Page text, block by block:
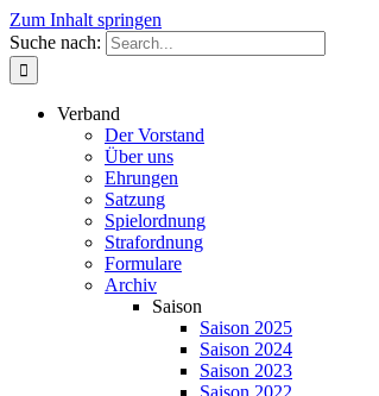
Zum Inhalt springen
Suche nach:
Verband
Der Vorstand
Über uns
Ehrungen
Satzung
Spielordnung
Strafordnung
Formulare
Archiv
Saison
Saison 2025
Saison 2024
Saison 2023
Saison 2022